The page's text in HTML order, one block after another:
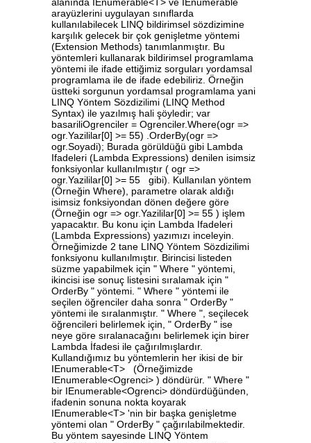
alanında IEnumerable<T> ve IEnumerable
arayüzlerini uygulayan sınıflarda
kullanılabilecek LINQ bildirimsel sözdizimine
karşılık gelecek bir çok genişletme yöntemi
(Extension Methods) tanımlanmıştır. Bu
yöntemleri kullanarak bildirimsel programlama
yöntemi ile ifade ettiğimiz sorguları yordamsal
programlama ile de ifade edebiliriz. Örneğin
üstteki sorgunun yordamsal programlama yani
LINQ Yöntem Sözdizilimi (LINQ Method
Syntax) ile yazılmış hali şöyledir; var
basariliOgrenciler = Ogrenciler.Where(ogr =>
ogr.Yazililar[0] >= 55) .OrderBy(ogr =>
ogr.Soyadi); Burada görüldüğü gibi Lambda
Ifadeleri (Lambda Expressions) denilen isimsiz
fonksiyonlar kullanılmıştır ( ogr =>
ogr.Yazililar[0] >= 55 gibi). Kullanılan yöntem
(Örneğin Where), parametre olarak aldığı
isimsiz fonksiyondan dönen değere göre
(Örneğin ogr => ogr.Yazililar[0] >= 55 ) işlem
yapacaktır. Bu konu için Lambda Ifadeleri
(Lambda Expressions) yazımızı inceleyin.
Örneğimizde 2 tane LINQ Yöntem Sözdizilimi
fonksiyonu kullanılmıştır. Birincisi listeden
süzme yapabilmek için " Where " yöntemi,
ikincisi ise sonuç listesini sıralamak için "
OrderBy " yöntemi. " Where " yöntemi ile
seçilen öğrenciler daha sonra " OrderBy "
yöntemi ile sıralanmıştır. " Where ", seçilecek
öğrencileri belirlemek için, " OrderBy " ise
neye göre sıralanacağını belirlemek için birer
Lambda İfadesi ile çağırılmışlardır.
Kullandığımız bu yöntemlerin her ikisi de bir
IEnumerable<T> (Örneğimizde
IEnumerable<Ogrenci> ) döndürür. " Where "
bir IEnumerable<Ogrenci> döndürdüğünden,
ifadenin sonuna nokta koyarak
IEnumerable<T> 'nin bir başka genişletme
yöntemi olan " OrderBy " çağırılabilmektedir.
Bu yöntem sayesinde LINQ Yöntem